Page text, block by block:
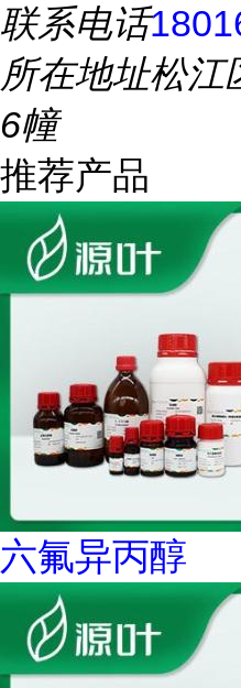
联系电话
所在地址松江
6幢
推荐产品
六氟异丙醇